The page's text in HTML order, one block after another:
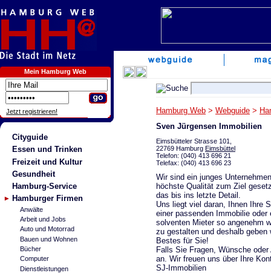
Mein Hamburg Web
Jetzt registrieren!
Cityguide
Essen und Trinken
Freizeit und Kultur
Gesundheit
Hamburg-Service
Hamburger Firmen
Anwälte
Arbeit und Jobs
Auto und Motorrad
Bauen und Wohnen
Bücher
Computer
Dienstleistungen
Hamburg Web > Webguide >
Sven Jürgensen Immobilien
Eimsbütteler Strasse 101,
22769 Hamburg Eimsbüttel
Telefon: (040) 413 696 21
Telefax: (040) 413 696 23
Wir sind ein junges
höchste Qualität zum Ziel
das bis ins letzte Detail.
Uns liegt viel daran, Ihnen Ihre
einer passenden Immobilie oder
solventen Mieter so angenehm
zu gestalten und deshalb geben
Bestes für Sie!
Falls Sie Fragen, Wünsche
an. Wir freuen uns über Ihre
SJ-Immobilien